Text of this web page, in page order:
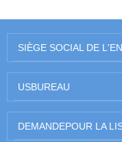
SIÈGE SOCIAL DE
USBUREAU
DEMANDEPOUR LA